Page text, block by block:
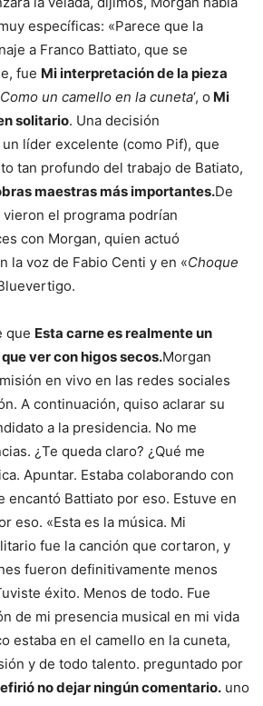
específicas: «Parece que la
a Franco Battiato, que se
fue Mi interpretación de la pieza
Como un camello en la cuneta‘, o Mi
solitario. Una decisión
líder excelente (como Pif), que
tan profundo del trabajo de Batiato,
maestras más importantes.De
el programa podrían
con Morgan, quien actuó
la voz de Fabio Centi y en «Choque
que Esta carne es realmente un
ver con higos secos.Morgan
en vivo en las redes sociales
A continuación, quiso aclarar su
a la presidencia. No me
¿Te queda claro? ¿Qué me
Apuntar. Estaba colaborando con
encantó Battiato por eso. Estuve en
eso. «Esta es la música. Mi
fue la canción que cortaron, y
fueron definitivamente menos
éxito. Menos de todo. Fue
de mi presencia musical en mi vida
estaba en el camello en la cuneta,
y de todo talento. preguntado por
no dejar ningún comentario. uno